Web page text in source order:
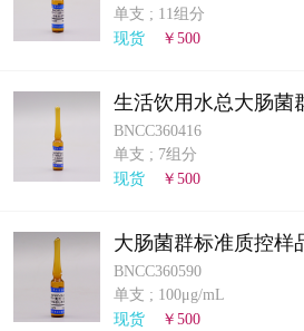
单支 ; 11组分
现货
￥500
生活饮用水总大肠菌
品（滤膜法）
BNCC360416
单支 ; 7组分
现货
￥500
大肠菌群标准质控样
法）
BNCC360590
单支 ; 100μg/mL
现货
￥500
会员中心
联系我们
返回主页